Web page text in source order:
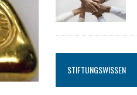
STIFTUNGSWISSEN